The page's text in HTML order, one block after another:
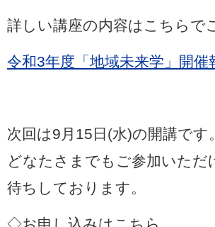
詳しい講座の内容はこちらで
令和3年度「地域未来学」開催
次回は9月15日(水)の開講です。
どなたさまでもご参加いた
待ちしております。